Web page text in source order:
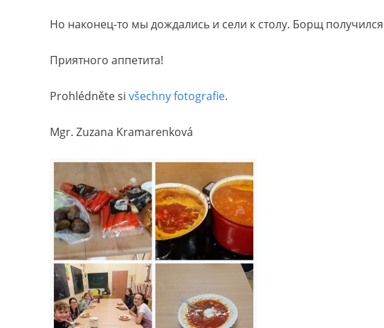
Но наконец-то мы дождались и сели к столу. Борщ
Приятного аппетита!
Prohlédněte si všechny fotografie.
Mgr. Zuzana Kramarenková